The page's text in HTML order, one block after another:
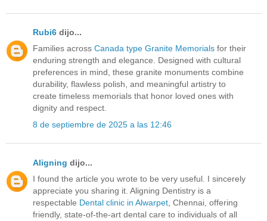
Rubi6 dijo...
Families across Canada type Granite Memorials for their
enduring strength and elegance. Designed with cultural
preferences in mind, these granite monuments combine
durability, flawless polish, and meaningful artistry to
create timeless memorials that honor loved ones with
dignity and respect.
8 de septiembre de 2025 a las 12:46
Aligning dijo...
I found the article you wrote to be very useful. I sincerely
appreciate you sharing it. Aligning Dentistry is a
respectable Dental clinic in Alwarpet , Chennai, offering
friendly, state-of-the-art dental care to individuals of all